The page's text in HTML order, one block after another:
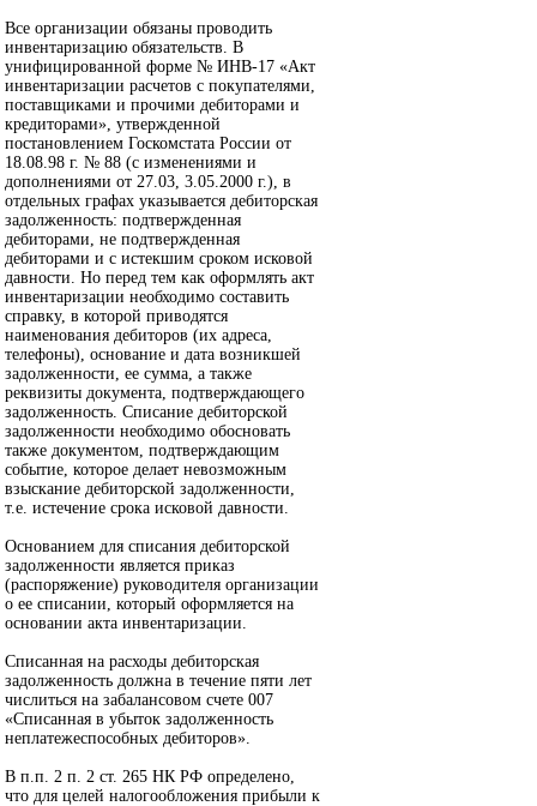
Все организации обязаны проводить
инвентаризацию обязательств. В
унифицированной форме № ИНВ-17 «Акт
инвентаризации расчетов с покупателями,
поставщиками и прочими дебиторами и
кредиторами», утвержденной
постановлением Госкомстата России от
18.08.98 г. № 88 (с изменениями и
дополнениями от 27.03, 3.05.2000 г.), в
отдельных графах указывается дебиторская
задолженность: подтвержденная
дебиторами, не подтвержденная
дебиторами и с истекшим сроком исковой
давности. Но перед тем как оформлять акт
инвентаризации необходимо составить
справку, в которой приводятся
наименования дебиторов (их адреса,
телефоны), основание и дата возникшей
задолженности, ее сумма, а также
реквизиты документа, подтверждающего
задолженность. Списание дебиторской
задолженности необходимо обосновать
также документом, подтверждающим
событие, которое делает невозможным
взыскание дебиторской задолженности,
т.е. истечение срока исковой давности.
Основанием для списания дебиторской
задолженности является приказ
(распоряжение) руководителя организации
о ее списании, который оформляется на
основании акта инвентаризации.
Списанная на расходы дебиторская
задолженность должна в течение пяти лет
числиться на забалансовом счете 007
«Списанная в убыток задолженность
неплатежеспособных дебиторов».
В п.п. 2 п. 2 ст. 265 НК РФ определено,
что для целей налогообложения прибыли к